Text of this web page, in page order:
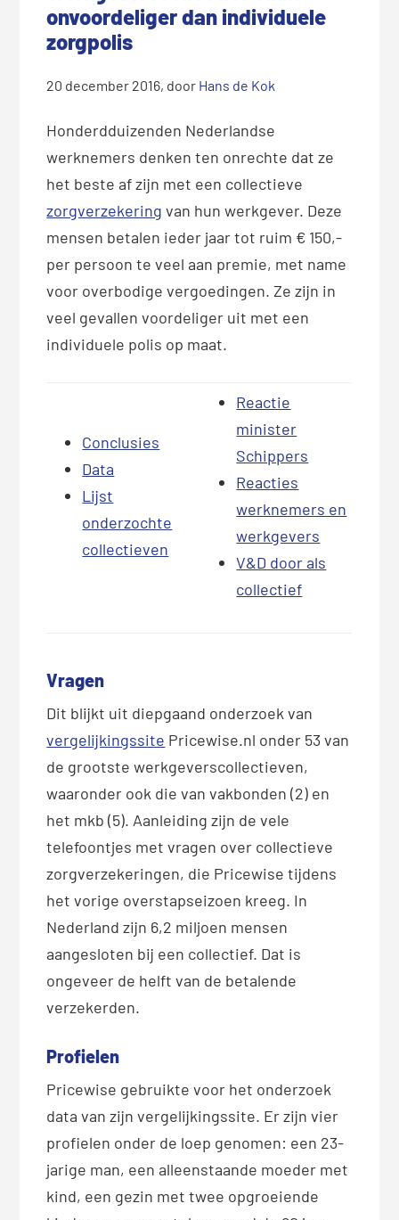
onvoordeliger dan individuele
zorgpolis
20 december 2016, door Hans de Kok
Honderdduizenden Nederlandse
werknemers denken ten onrechte dat ze
het beste af zijn met een collectieve
zorgverzekering van hun werkgever. Deze
mensen betalen ieder jaar tot ruim € 150,-
per persoon te veel aan premie, met name
voor overbodige vergoedingen. Ze zijn in
veel gevallen voordeliger uit met een
individuele polis op maat.
Conclusies
Data
Lijst
onderzochte
collectieven
Reactie
minister
Schippers
Reacties
werknemers en
werkgevers
V&D door als
collectief
Vragen
Dit blijkt uit diepgaand onderzoek van
vergelijkingssite Pricewise.nl onder 53 van
de grootste werkgeverscollectieven,
waaronder ook die van vakbonden (2) en
het mkb (5). Aanleiding zijn de vele
telefoontjes met vragen over collectieve
zorgverzekeringen, die Pricewise tijdens
het vorige overstapseizoen kreeg. In
Nederland zijn 6,2 miljoen mensen
aangesloten bij een collectief. Dat is
ongeveer de helft van de betalende
verzekerden.
Profielen
Pricewise gebruikte voor het onderzoek
data van zijn vergelijkingssite. Er zijn vier
profielen onder de loep genomen: een 23-
jarige man, een alleenstaande moeder met
kind, een gezin met twee opgroeiende